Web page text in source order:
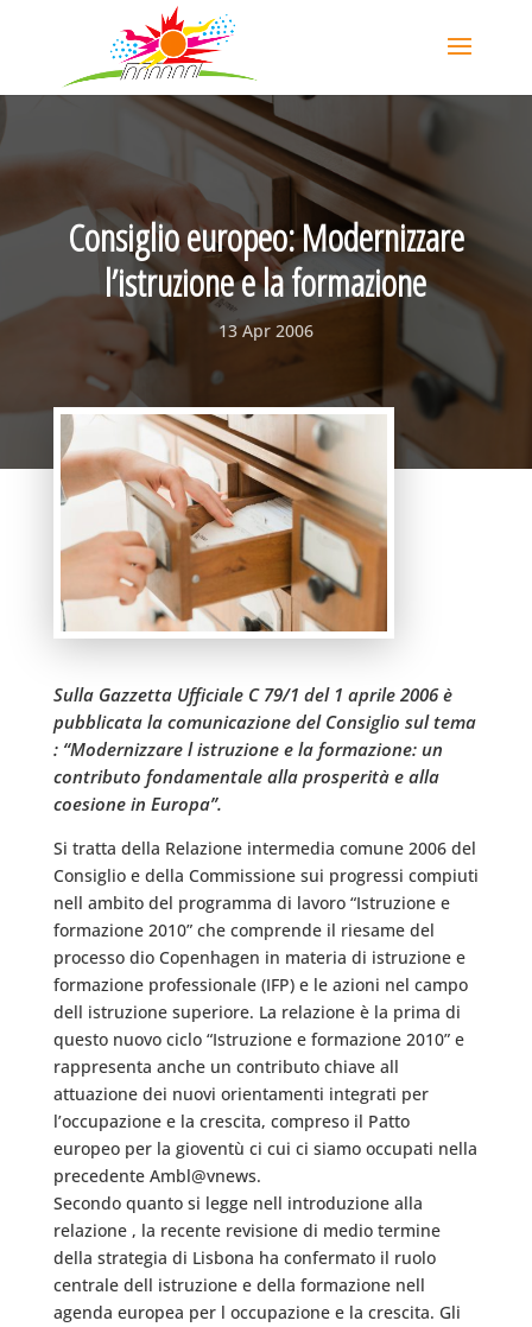
Consiglio europeo: Modernizzare
l’istruzione e la formazione
13 Apr 2006
Sulla Gazzetta Ufficiale C 79/1 del 1 aprile 2006 è
pubblicata la comunicazione del Consiglio sul tema
: “Modernizzare l istruzione e la formazione: un
contributo fondamentale alla prosperità e alla
coesione in Europa”.
Si tratta della Relazione intermedia comune 2006 del
Consiglio e della Commissione sui progressi compiuti
nell ambito del programma di lavoro “Istruzione e
formazione 2010” che comprende il riesame del
processo dio Copenhagen in materia di istruzione e
formazione professionale (IFP) e le azioni nel campo
dell istruzione superiore. La relazione è la prima di
questo nuovo ciclo “Istruzione e formazione 2010” e
rappresenta anche un contributo chiave all
attuazione dei nuovi orientamenti integrati per
l’occupazione e la crescita, compreso il Patto
europeo per la gioventù ci cui ci siamo occupati nella
precedente Ambl@vnews.
Secondo quanto si legge nell introduzione alla
relazione , la recente revisione di medio termine
della strategia di Lisbona ha confermato il ruolo
centrale dell istruzione e della formazione nell
agenda europea per l occupazione e la crescita. Gli